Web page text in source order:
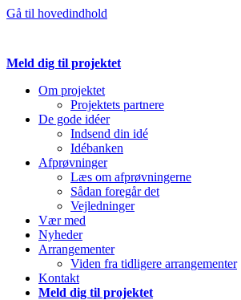
Gå til hovedindhold
Meld dig til projektet
Om projektet
Projektets partnere
De gode idéer
Indsend din idé
Idébanken
Afprøvninger
Læs om afprøvningerne
Sådan foregår det
Vejledninger
Vær med
Nyheder
Arrangementer
Viden fra tidligere arrangementer
Kontakt
Meld dig til projektet